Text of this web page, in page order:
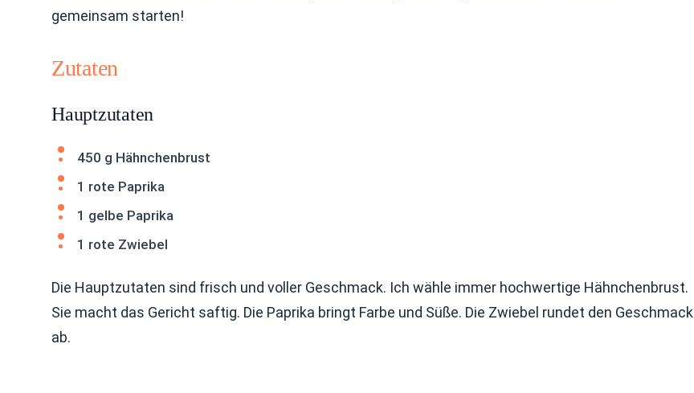
gemeinsam starten!
Zutaten
Hauptzutaten
450 g Hähnchenbrust
1 rote Paprika
1 gelbe Paprika
1 rote Zwiebel
Die Hauptzutaten sind frisch und voller Geschmack. Ich wähle immer hochwertige Hähnchenbrust.
Sie macht das Gericht saftig. Die Paprika bringt Farbe und Süße. Die Zwiebel rundet den Geschmack
ab.